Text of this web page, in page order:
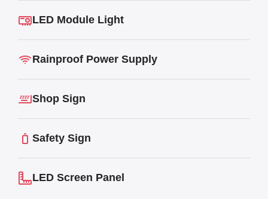
LED Module Light
Rainproof Power Supply
Shop Sign
Safety Sign
LED Screen Panel